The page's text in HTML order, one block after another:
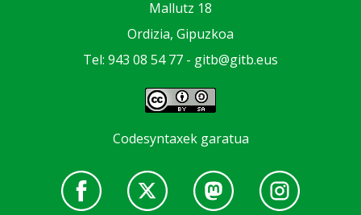
Mallutz 18
Ordizia, Gipuzkoa
Tel: 943 08 54 77 - gitb@gitb.eus
Codesyntaxek garatua